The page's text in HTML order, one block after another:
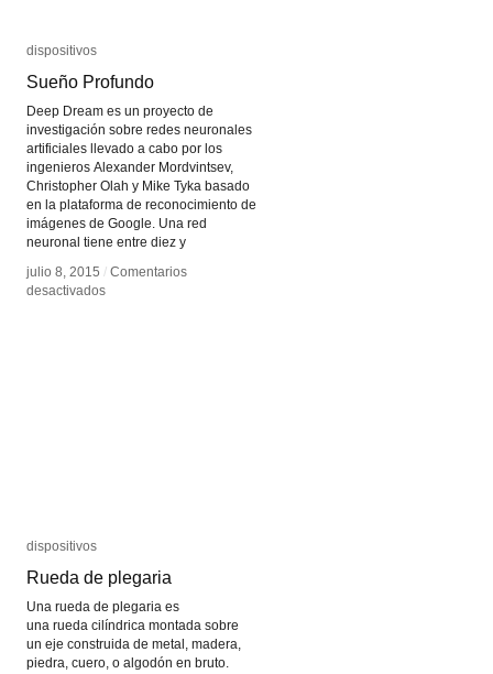
dispositivos
Sueño Profundo
Deep Dream es un proyecto de
investigación sobre redes neuronales
artificiales llevado a cabo por los
ingenieros Alexander Mordvintsev,
Christopher Olah y Mike Tyka basado
en la plataforma de reconocimiento de
imágenes de Google. Una red
neuronal tiene entre diez y
julio 8, 2015 / Comentarios
desactivadosen
dispositivos
Sueño Profundo
julio 8, 2015 / Comentarios
desactivadosen
dispositivos
Rueda de plegaria
Una rueda de plegaria es
una rueda cilíndrica montada sobre
un eje construida de metal, madera,
piedra, cuero, o algodón en bruto.
dispositivos
Rueda de plegaria